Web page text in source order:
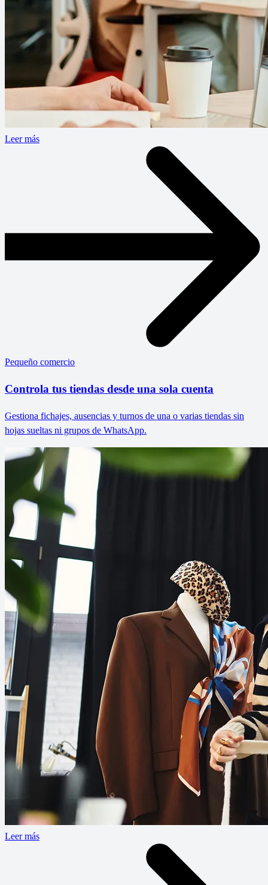
Leer más
Pequeño comercio
Controla tus tiendas desde una sola cuenta
Gestiona fichajes, ausencias y turnos de una o varias tiendas sin
hojas sueltas ni grupos de WhatsApp.
Leer más